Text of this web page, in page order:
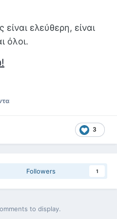
ελεύθερη, είναι
όλοι.
3
Followers 1
to display.